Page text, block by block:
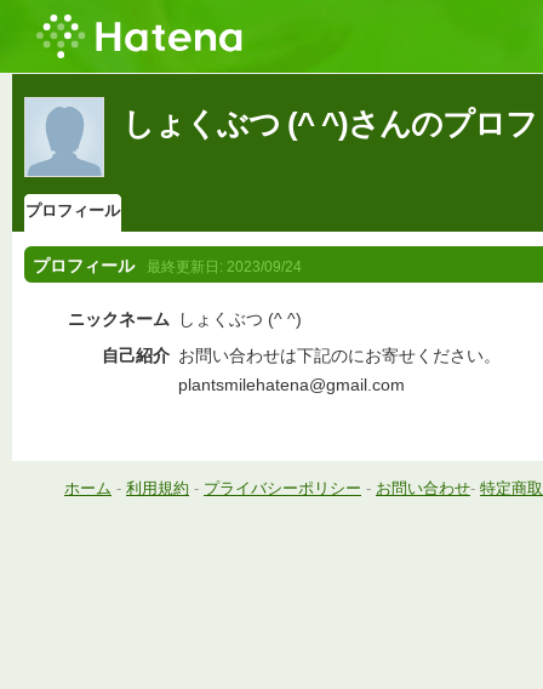
しょくぶつ (^ ^)さんのプロ
プロフィール
プロフィール 最終更新日: 2023/09/24
ニックネーム
しょくぶつ (^ ^)
自己紹介 お問い合わせは下記のにお寄せください。
plantsmilehatena@gmail.com
ホーム - 利用規約 - プライバシーポリシー - お問い合わせ- 特定商